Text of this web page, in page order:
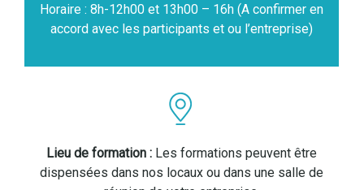
Horaire : 8h-12h00 et 13h00 – 16h (A confirmer en
accord avec les participants et ou l’entreprise)
Lieu de formation : Les formations peuvent être
dispensées dans nos locaux ou dans une salle de